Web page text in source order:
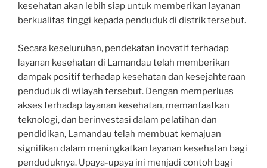
kesehatan akan lebih siap untuk memberikan layanan
berkualitas tinggi kepada penduduk di distrik tersebut.
Secara keseluruhan, pendekatan inovatif terhadap
layanan kesehatan di Lamandau telah memberikan
dampak positif terhadap kesehatan dan kesejahteraan
penduduk di wilayah tersebut. Dengan memperluas
akses terhadap layanan kesehatan, memanfaatkan
teknologi, dan berinvestasi dalam pelatihan dan
pendidikan, Lamandau telah membuat kemajuan
signifikan dalam meningkatkan layanan kesehatan bagi
penduduknya. Upaya-upaya ini menjadi contoh bagi